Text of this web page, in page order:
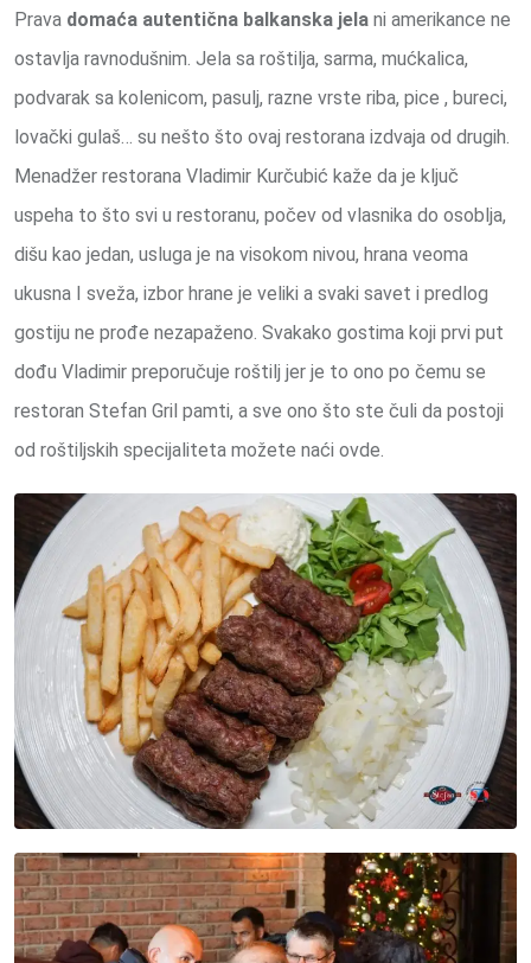
Prava domaća autentična balkanska jela ni amerikance ne
ostavlja ravnodušnim. Jela sa roštilja, sarma, mućkalica,
podvarak sa kolenicom, pasulj, razne vrste riba, pice , bureci,
lovački gulaš… su nešto što ovaj restorana izdvaja od drugih.
Menadžer restorana Vladimir Kurčubić kaže da je ključ
uspeha to što svi u restoranu, počev od vlasnika do osoblja,
dišu kao jedan, usluga je na visokom nivou, hrana veoma
ukusna I sveža, izbor hrane je veliki a svaki savet i predlog
gostiju ne prođe nezapaženo. Svakako gostima koji prvi put
dođu Vladimir preporučuje roštilj jer je to ono po čemu se
restoran Stefan Gril pamti, a sve ono što ste čuli da postoji
od roštiljskih specijaliteta možete naći ovde.